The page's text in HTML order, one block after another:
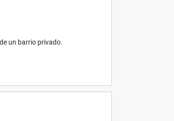
un barrio privado.